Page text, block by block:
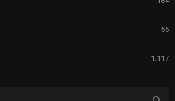
56
1.117